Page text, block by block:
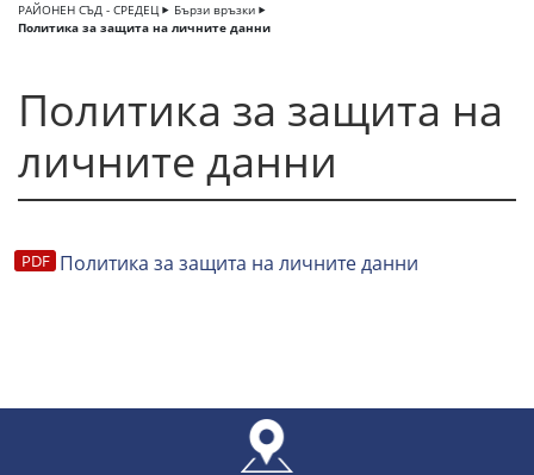
РАЙОНЕН СЪД - СРЕДЕЦ
Бързи връзки
Политика за защита на личните данни
Политика за защита на
личните данни
Политика за защита на личните данни